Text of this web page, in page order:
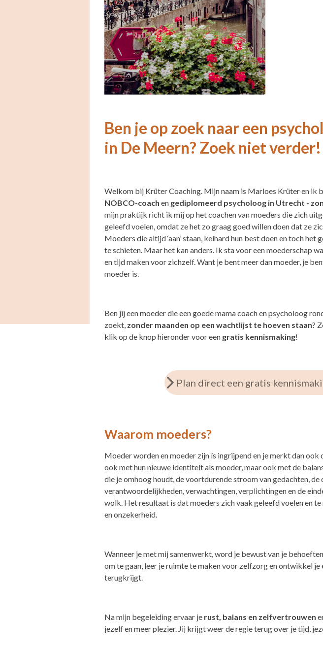
Ben je op zoek naar een
in De Meern? Zoek niet verder!
Welkom bij Krüter Coaching. Mijn naam is Marloes Krüter en ik
NOBCO-coach en gediplomeerd psycholoog in Utrecht -
mijn praktijk richt ik mij op het coachen van moeders die zich
geleefd voelen, omdat ze het zo graag goed willen doen dat ze
Moeders die altijd ‘aan’ staan, keihard hun best doen en toch
te schieten. Maar het kan anders. Ik sta voor een moederschap
en tijd maken voor zichzelf. Want je bent meer dan moeder, je
moeder is.
Ben jij een moeder die een goede mama coach en psycholoog
zoekt, zonder maanden op een wachtlijst te hoeven staan?
klik op de knop hieronder voor een gratis kennismaking!
Plan direct een gratis
Waarom moeders?
Moeder worden en moeder zijn ís ingrijpend en je merkt dan
ook met hun nieuwe identiteit als moeder, maar ook met de
die je omhoog houdt, de voortdurende stroom van gedachten,
verantwoordelijkheden, verwachtingen, verplichtingen en de
wolk. Het resultaat is dat moeders zich vaak geleefd voelen en
en onzekerheid.
Wanneer je met mij samenwerkt, word je bewust van je
om te gaan, leer je ruimte te maken voor zelfzorg en ontwikkel
terugkrijgt.
Na mijn begeleiding ervaar je rust, balans en zelfvertrouwen
jezelf en meer plezier. Jij krijgt weer de regie terug over je tijd,